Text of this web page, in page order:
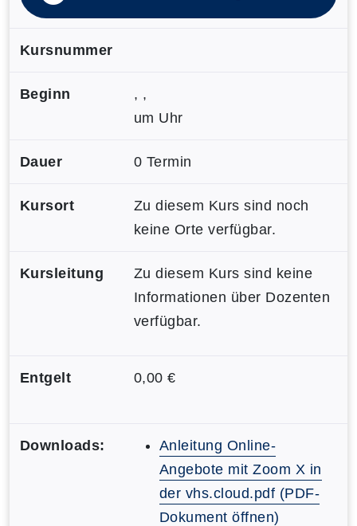
Kursnummer
Beginn
, ,
um Uhr
Dauer 0 Termin
Kursort
Zu diesem Kurs sind noch
keine Orte verfügbar.
Kursleitung
Zu diesem Kurs sind keine
Informationen über Dozenten
verfügbar.
Entgelt 0,00 €
Downloads:
Anleitung Online-
Angebote mit Zoom X in
der vhs.cloud.pdf (PDF-
Dokument öffnen)